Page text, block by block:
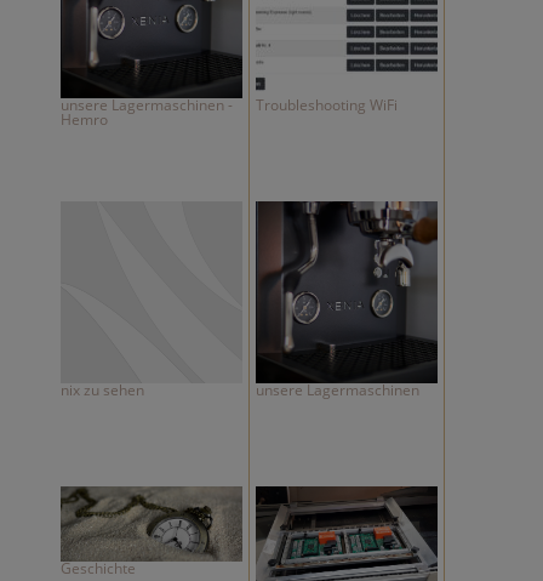
unsere Lagermaschinen -
Hemro
Troubleshooting WiFi
nix zu sehen unsere Lagermaschinen
Geschichte